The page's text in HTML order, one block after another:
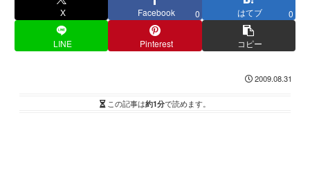
X Facebook 0 はてブ 0
LINE Pinterest コピー
2009.08.31
この記事は約1分で読めます。